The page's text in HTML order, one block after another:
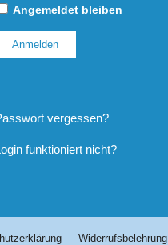
Angemeldet bleiben
vergessen?
funktioniert nicht?
Widerrufsbelehrung